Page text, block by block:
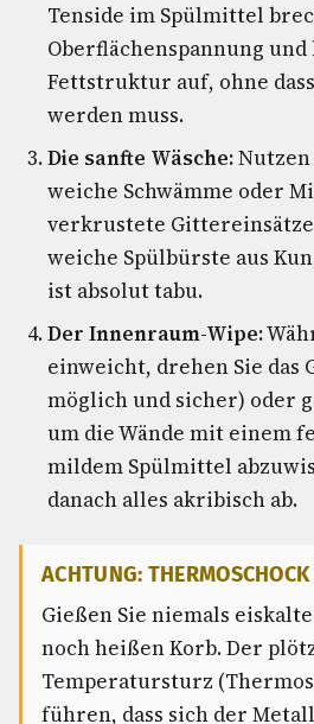
Tenside im Spülmittel
Oberflächenspannung und
Fettstruktur auf, ohne
werden muss.
Die sanfte Wäsche:
weiche Schwämme oder
verkrustete
weiche Spülbürste aus
ist absolut tabu.
Der Innenraum-Wipe:
einweicht, drehen Sie das
möglich und sicher) oder
um die Wände mit einem
mildem Spülmittel
danach alles akribisch ab.
ACHTUNG:
Gießen Sie niemals
noch heißen Korb. Der
Temperatursturz
führen, dass sich der